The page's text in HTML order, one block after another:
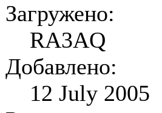
Загружено:
RA3AQ
Добавлено:
12 July 2005